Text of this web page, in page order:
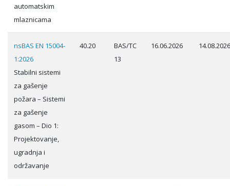
automatskim
mlaznicama
nsBAS EN 15004-
1:2026
Stabilni sistemi
za gašenje
požara – Sistemi
za gašenje
gasom – Dio 1:
Projektovanje,
ugradnja i
održavanje
40.20
BAS/TC
13
16.06.2026 14.08.2026